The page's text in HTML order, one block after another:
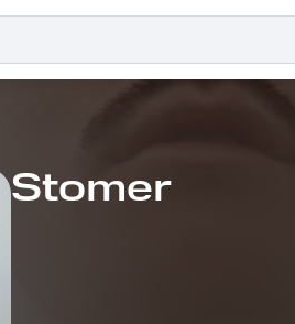
Stomer